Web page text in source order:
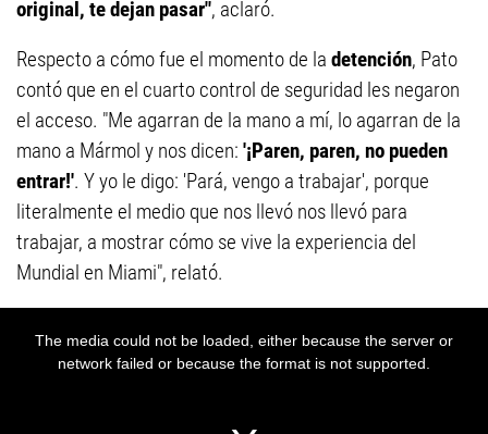
original, te dejan pasar", aclaró.
Respecto a cómo fue el momento de la detención, Pato
contó que en el cuarto control de seguridad les negaron
el acceso. "Me agarran de la mano a mí, lo agarran de la
mano a Mármol y nos dicen: '¡Paren, paren, no pueden
entrar!'. Y yo le digo: 'Pará, vengo a trabajar', porque
literalmente el medio que nos llevó nos llevó para
trabajar, a mostrar cómo se vive la experiencia del
Mundial en Miami", relató.